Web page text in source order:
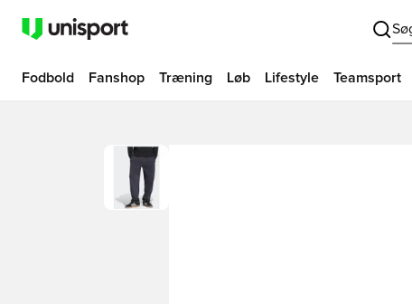
Fodbold Fanshop Træning Løb Lifestyle Teamsport